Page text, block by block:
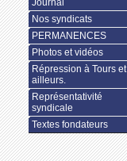
Journal
Nos syndicats
PERMANENCES
Photos et vidéos
Répression à Tours et
ailleurs.
Représentativité
syndicale
Textes fondateurs